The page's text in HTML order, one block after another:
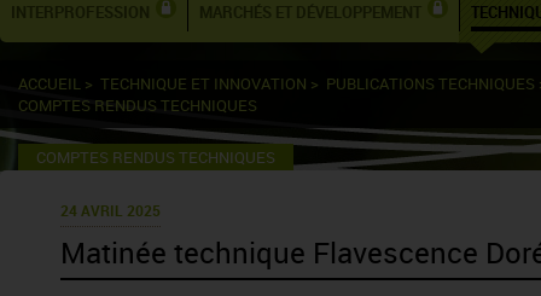
INTERPROFESSION MARCHÉS ET DÉVELOPPEMENT
ACCUEIL > TECHNIQUE ET INNOVATION > PUBLICATIONS TECHNIQUES
COMPTES RENDUS TECHNIQUES
COMPTES RENDUS TECHNIQUES
24 AVRIL 2025
Matinée technique Flavescence